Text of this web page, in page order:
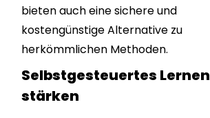
bieten auch eine sichere und
kostengünstige Alternative zu
herkömmlichen Methoden.
Selbstgesteuertes Lernen
stärken